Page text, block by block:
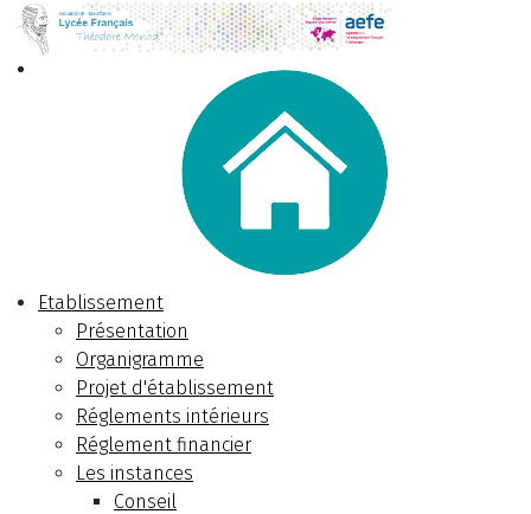
Etablissement
Présentation
Organigramme
Projet d'établissement
Réglements intérieurs
Réglement financier
Les instances
Conseil